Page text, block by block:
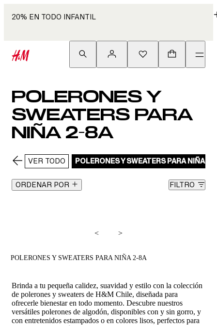
20% EN TODO INFANTIL
POLERONES Y
SWEATERS PARA
NIÑA 2-8A
VER TODO POLERONES Y SWEATERS PARA NIÑA 2-
ORDENAR POR FILTRO
< >
POLERONES Y SWEATERS PARA NIÑA 2-8A
Brinda a tu pequeña calidez, suavidad y estilo con la colección
de polerones y sweaters de H&M Chile, diseñada para
ofrecerle bienestar en todo momento. Descubre nuestros
versátiles polerones de algodón, disponibles con y sin gorro, y
con entretenidos estampados o en colores lisos, perfectos para